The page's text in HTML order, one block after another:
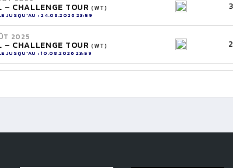
– CHALLENGE TOUR(WT)
JUSQU'AU : 24.08.2026 23:59
2025
– CHALLENGE TOUR(WT)
JUSQU'AU : 10.08.2026 23:59